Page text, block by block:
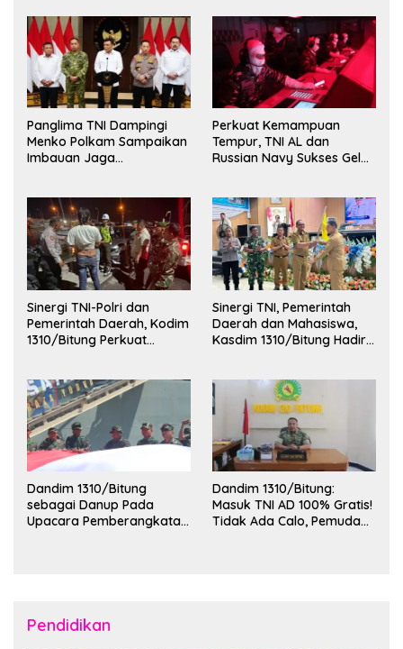
Panglima TNI Dampingi
Menko Polkam Sampaikan
Imbauan Jaga
Perkuat Kemampuan
Tempur, TNI AL dan
Russian Navy Sukses Gelar
Sinergi TNI-Polri dan
Pemerintah Daerah, Kodim
1310/Bitung Perkuat
Sinergi TNI, Pemerintah
Daerah dan Mahasiswa,
Kasdim 1310/Bitung Hadiri
Kota Bitung
Dandim 1310/Bitung
sebagai Danup Pada
Upacara Pemberangkatan
Dandim 1310/Bitung:
Masuk TNI AD 100% Gratis!
Tidak Ada Calo, Pemuda
Pendidikan